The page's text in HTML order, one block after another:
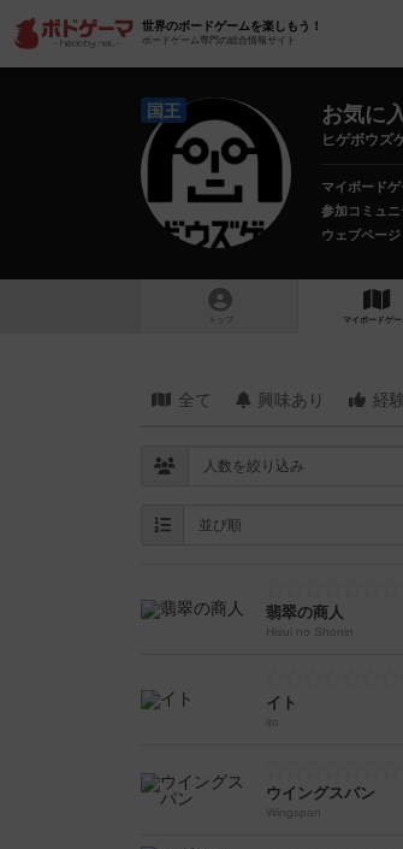
世界のボードゲームを楽しもう！
ボードゲーム専門の総合情報サイト
国王 お気に
ヒゲボウズ
マイボードゲ
参加コミュニ
ウェブページ
トップ マイボードゲー
全て 興味あり 経
翡翠の商人
Hisui no Shonin
イト
ito
ウイングスパン
Wingspan